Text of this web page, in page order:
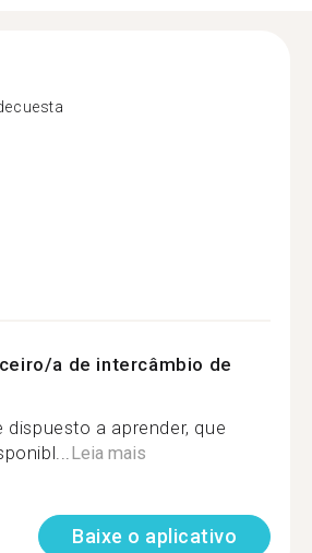
a de intercâmbio de
dispuesto a aprender, que
Leia mais
Baixe o aplicativo